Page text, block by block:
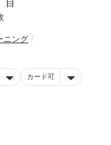
ニング
カード可